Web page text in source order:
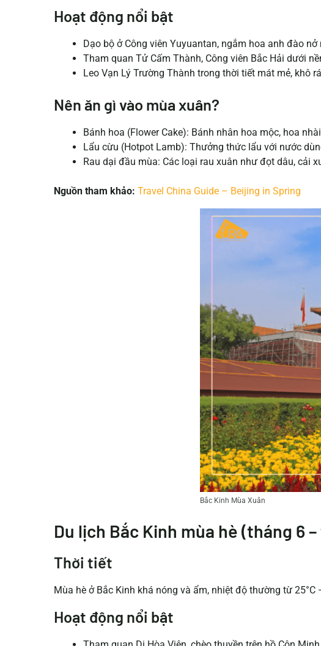
Hoạt động nổi bật
Dạo bộ ở Công viên Yuyuantan, ngắm hoa anh đào nở
Tham quan Tử Cấm Thành, Công viên Bắc Hải dưới
Leo Vạn Lý Trường Thành trong thời tiết mát mẻ, khô
Nên ăn gì vào mùa xuân?
Bánh hoa (Flower Cake): Bánh nhân hoa mộc, hoa
Lẩu cừu (Hotpot Lamb): Thưởng thức lẩu với nước
Rau dại đầu mùa: Các loại rau xuân như đọt dâu, cải
Nguồn tham khảo: Travel China Guide – Beijing in Spring
Bắc Kinh Mùa Xuân
Du lịch Bắc Kinh mùa hè (tháng 6
Thời tiết
Mùa hè ở Bắc Kinh khá nóng và ẩm, nhiệt độ thường từ 25°C
Hoạt động nổi bật